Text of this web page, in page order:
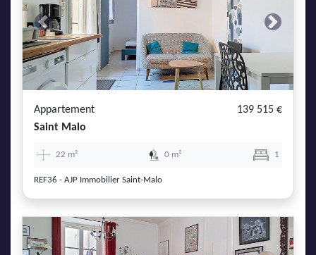
Previous Next
Appartement
139 515 €
Saint Malo
22 m² 0 m² 1
REF36 - AJP Immobilier Saint-Malo